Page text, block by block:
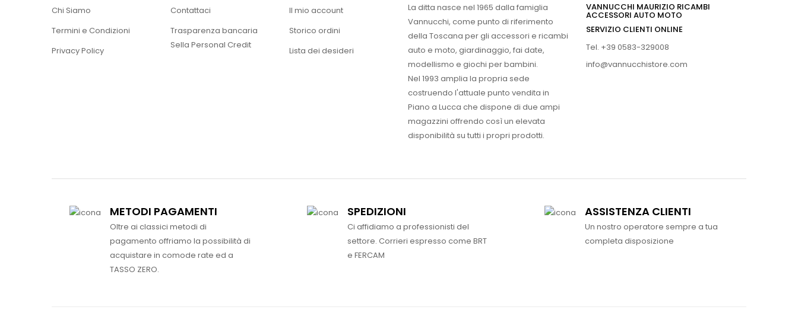
Chi Siamo
Termini e Condizioni
Privacy Policy
Contattaci
Trasparenza bancaria
Sella Personal Credit
Il mio account
Storico ordini
Lista dei desideri
La ditta nasce nel 1965 dalla famiglia
Vannucchi, come punto di riferimento
della Toscana per gli accessori e ricambi
auto e moto, giardinaggio, fai date,
modellismo e giochi per bambini.
Nel 1993 amplia la propria sede
costruendo l'attuale punto vendita in
Piano a Lucca che dispone di due ampi
magazzini offrendo così un elevata
disponibilità su tutti i propri prodotti.
VANNUCCHI MAURIZIO RICAMBI
ACCESSORI AUTO MOTO
SERVIZIO CLIENTI ONLINE
Tel. +39 0583-329008
info@vannucchistore.com
METODI PAGAMENTI
Oltre ai classici metodi di
pagamento offriamo la possibilità di
acquistare in comode rate ed a
TASSO ZERO.
SPEDIZIONI
Ci affidiamo a professionisti del
settore. Corrieri espresso come BRT
e FERCAM
ASSISTENZA CLIENTI
Un nostro operatore sempre a tua
completa disposizione